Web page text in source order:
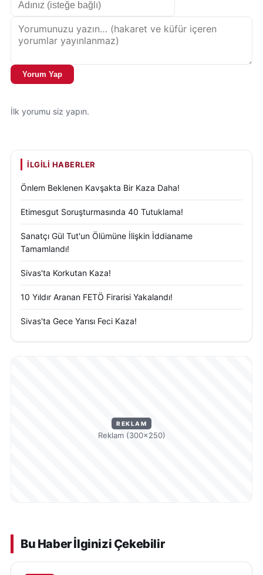
Yorum Yap
İlk yorumu siz yapın.
İLGILI HABERLER
Önlem Beklenen Kavşakta Bir Kaza Daha!
Etimesgut Soruşturmasında 40 Tutuklama!
Sanatçı Gül Tut'un Ölümüne İlişkin İddianame
Tamamlandı!
Sivas'ta Korkutan Kaza!
10 Yıldır Aranan FETÖ Firarisi Yakalandı!
Sivas'ta Gece Yarısı Feci Kaza!
REKLAM
Reklam (300×250)
Bu Haber İlginizi Çekebilir